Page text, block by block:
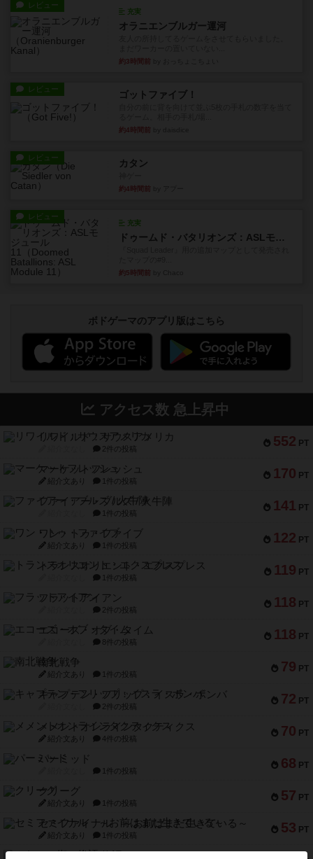
レビュー
充実
オラニエンブルガー運河
約3時間前
レビュー ゴットファイブ！
約4時間前
レビュー カタン
約4時間前
レビュー
充実
ドゥームド・バタリオンズ：ASLモジュール11
約5時間前
ボドゲーマのアプリ版はこちら
アクセス数 急上昇中
552 PT
リワイルド：サウスアメリカ
2件の投稿
170 PT
マーケットフレッシュ
紹介文あり 1件の投稿
141 PT
ファイアー・ブルズ / 火牛陣
1件の投稿
122 PT
ワン・トゥ・ファイブ
紹介文あり 1件の投稿
119 PT
トランスオリエント・エクスプレス
1件の投稿
118 PT
フラットアイアン
2件の投稿
118 PT
エコーズ・オブ・タイム
8件の投稿
79 PT
南北戦争
紹介文あり 1件の投稿
72 PT
キャプテン・フリップ：イスラ・ボンバ
2件の投稿
70 PT
メメントオンラインタクティクス
紹介文あり 4件の投稿
68 PT
パーミッド
1件の投稿
57 PT
クリーグ
紹介文あり 1件の投稿
53 PT
セミファイナル ～お前はまだ生きている～
紹介文あり 1件の投稿